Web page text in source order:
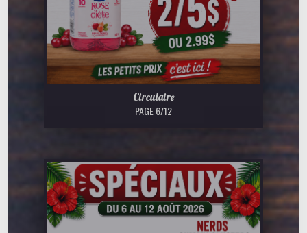
Circulaire
PAGE 6/12